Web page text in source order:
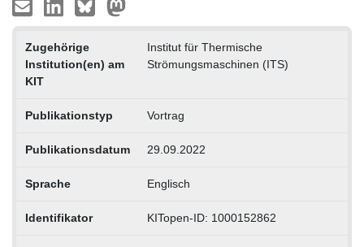
Zugehörige
Institution(en) am
KIT
Institut für Thermische
Strömungsmaschinen (ITS)
Publikationstyp Vortrag
Publikationsdatum 29.09.2022
Sprache Englisch
Identifikator KITopen-ID: 1000152862